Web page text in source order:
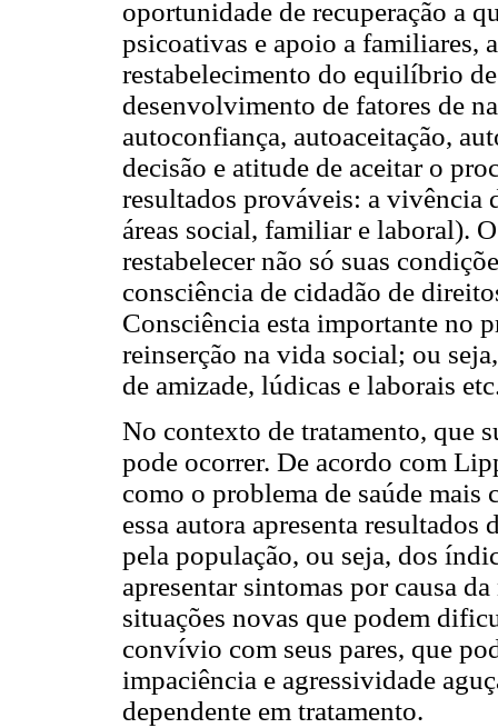
oportunidade de recuperação a
psicoativas e apoio a familiares,
restabelecimento do equilíbrio
desenvolvimento de fatores de
autoconfiança, autoaceitação,
decisão e atitude de aceitar o
resultados prováveis: a vivência
áreas social, familiar e laboral).
restabelecer não só suas
consciência de cidadão de
Consciência esta importante no
reinserção na vida social; ou
de amizade, lúdicas e laborais
No contexto de tratamento, que
pode ocorrer. De acordo com
como o problema de saúde
essa autora apresenta
pela população, ou seja, dos
apresentar sintomas por causa
situações novas que podem
convívio com seus pares, que
impaciência e agressividade
dependente em tratamento.